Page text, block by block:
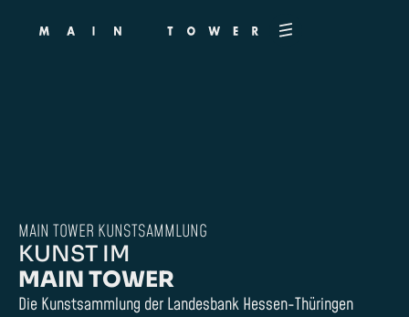
MAIN TOWER KUNSTSAMMLUNG
KUNST IM
MAIN TOWER
Die Kunstsammlung der Landesbank Hessen-Thüringen